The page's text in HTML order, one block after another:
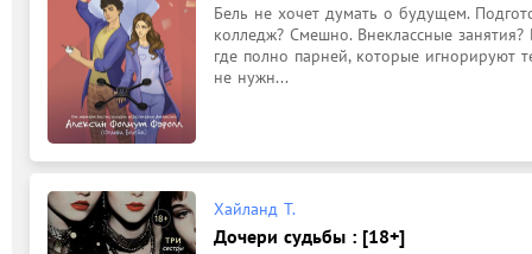
Бель не хочет думать о будущем.
колледж? Смешно. Внеклассные
где полно парней, которые игнорируют
не нужн...
Хайланд Т.
Дочери судьбы : [18+]